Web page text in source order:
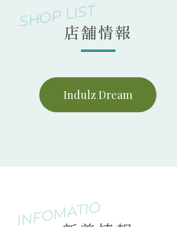
SHOP LIST
店舗情報
Indulz Dream
INFOMATION